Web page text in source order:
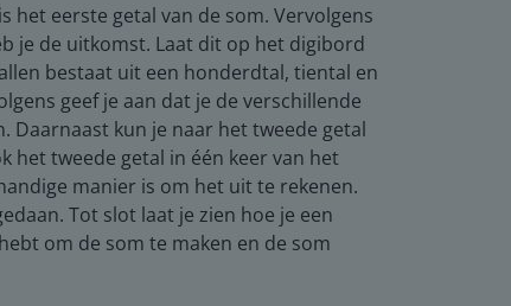
het eerste getal van de som. Vervolgens
je de uitkomst. Laat dit op het digibord
bestaat uit een honderdtal, tiental en
geef je aan dat je de verschillende
Daarnaast kun je naar het tweede getal
het tweede getal in één keer van het
manier is om het uit te rekenen.
Tot slot laat je zien hoe je een
om de som te maken en de som